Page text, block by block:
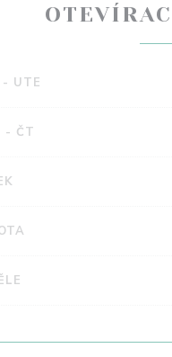
- UTE
- ČT